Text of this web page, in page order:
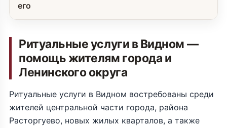
его
Ритуальные услуги в Видном —
помощь жителям города и
Ленинского округа
Ритуальные услуги в Видном востребованы среди
жителей центральной части города, района
Расторгуево, новых жилых кварталов, а также